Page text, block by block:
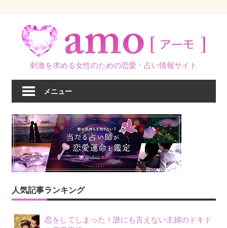
刺激を求める女性のための恋愛・占い情報サイト
メニュー
人気記事ランキング
恋をしてしまった！誰にも言えない主婦のドキド